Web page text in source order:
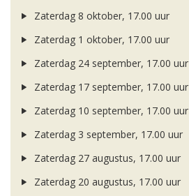
Zaterdag 8 oktober, 17.00 uur
Zaterdag 1 oktober, 17.00 uur
Zaterdag 24 september, 17.00 uur
Zaterdag 17 september, 17.00 uur
Zaterdag 10 september, 17.00 uur
Zaterdag 3 september, 17.00 uur
Zaterdag 27 augustus, 17.00 uur
Zaterdag 20 augustus, 17.00 uur